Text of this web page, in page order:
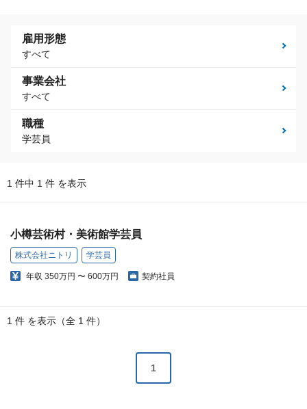
雇用形態
すべて
事業会社
すべて
職種
学芸員
1 件中 1 件 を表示
小樽芸術村・美術館学芸員
株式会社ニトリ 学芸員
年収 350万円 〜 600万円 契約社員
1 件 を表示（全 1 件）
1